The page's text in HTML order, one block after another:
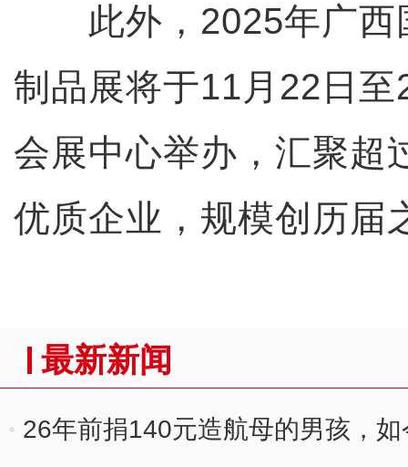
此外，2025年广西
制品展将于11月22日
会展中心举办，汇聚超
优质企业，规模创历届
最新新闻
26年前捐140元造航母的男孩，